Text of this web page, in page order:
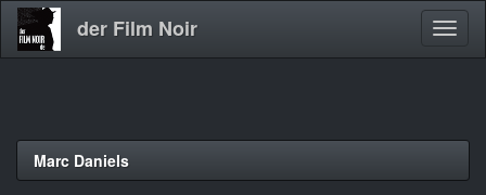
Direkt
der Film Noir
Marc Daniels